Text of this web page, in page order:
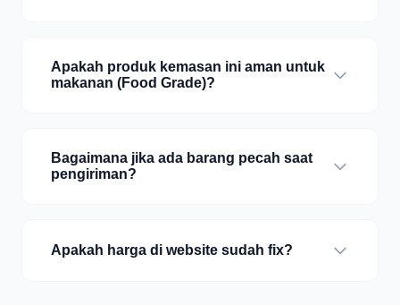
Apakah produk kemasan ini aman untuk
makanan (Food Grade)?
Bagaimana jika ada barang pecah saat
pengiriman?
Apakah harga di website sudah fix?